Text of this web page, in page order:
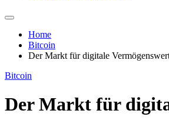
Home
Bitcoin
Der Markt für digitale
Bitcoin
Der Markt für